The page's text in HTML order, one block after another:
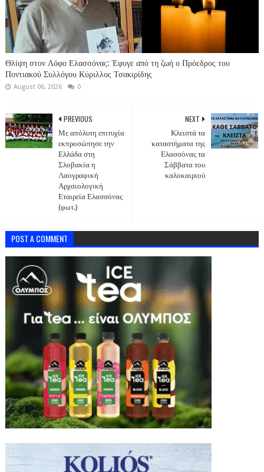
Θλίψη στον Λόφο Ελασσόνας: Έφυγε από τη ζωή ο Πρόεδρος του
Ποντιακού Συλλόγου Κύριλλος Τσακιρίδης
August 06, 2026 0
NEXT
Κλειστά τα
καταστήματα της
Ελασσόνας τα
Σάββατα του
καλοκαιριού
PREVIOUS
Με απόλυτη επιτυχία
εκπροσώπησε την
Ελλάδα στη
Σλοβακία η
Λαογραφική
Αρχαιολογική
Εταιρεία Ελασσόνας
(φωτ.)
POST A COMMENT